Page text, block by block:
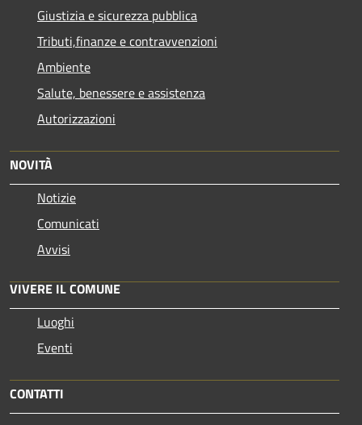
Giustizia e sicurezza pubblica
Tributi,finanze e contravvenzioni
Ambiente
Salute, benessere e assistenza
Autorizzazioni
NOVITÀ
Notizie
Comunicati
Avvisi
VIVERE IL COMUNE
Luoghi
Eventi
CONTATTI